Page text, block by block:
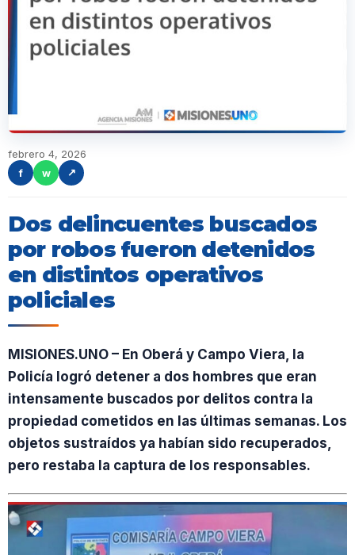
febrero 4, 2026
f
w ↗
Dos delincuentes buscados
por robos fueron detenidos
en distintos operativos
policiales
MISIONES.UNO – En Oberá y Campo Viera, la
Policía logró detener a dos hombres que eran
intensamente buscados por delitos contra la
propiedad cometidos en las últimas semanas. Los
objetos sustraídos ya habían sido recuperados,
pero restaba la captura de los responsables.